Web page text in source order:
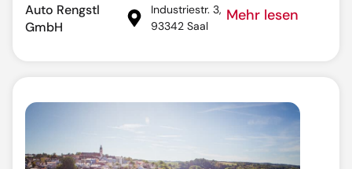
Auto Rengstl
GmbH
Industriestr. 3,
93342 Saal
Mehr lesen